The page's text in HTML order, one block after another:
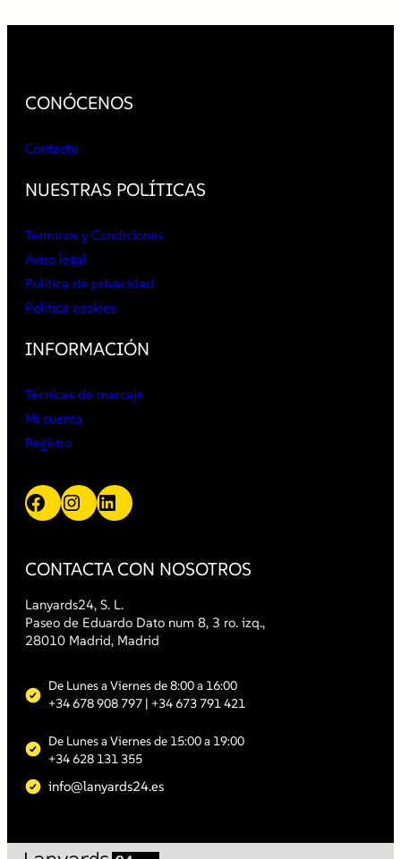
CONÓCENOS
Contacto
NUESTRAS POLÍTICAS
Terminos y Condiciones
Aviso legal
Política de privacidad
Política cookies
INFORMACIÓN
Técnicas de marcaje
Mi cuenta
Registro
Facebook Instagram LinkedIn
CONTACTA CON NOSOTROS
Lanyards24, S. L.
Paseo de Eduardo Dato num 8, 3 ro. izq.,
28010 Madrid, Madrid
De Lunes a Viernes de 8:00 a 16:00
+34 678 908 797 | +34 673 791 421
De Lunes a Viernes de 15:00 a 19:00
+34 628 131 355
info@lanyards24.es